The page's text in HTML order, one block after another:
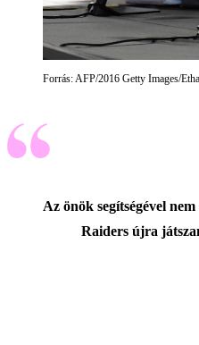
Forrás: AFP/2016 Getty Images/
Az önök segítségével
Raiders újra